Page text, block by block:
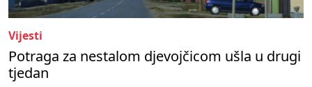
Vijesti
Potraga za nestalom djevojčicom ušla u drugi
tjedan